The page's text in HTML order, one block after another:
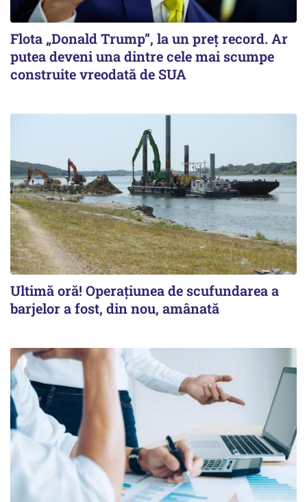
Flota „Donald Trump”, la un preț record. Ar
putea deveni una dintre cele mai scumpe
construite vreodată de SUA
Ultimă oră! Operațiunea de scufundarea a
barjelor a fost, din nou, amânată